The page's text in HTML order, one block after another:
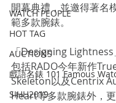
WATCH PEOPLE
HOT TAG
AUCTIONS
戲語名錶 101 Famous
SIHH2019
開幕典禮，並邀得著名
範多款腕錶。
「Designing Lightness
包括RADO今年新作
Skeleton以及Centrix
Heart等多款腕錶外，